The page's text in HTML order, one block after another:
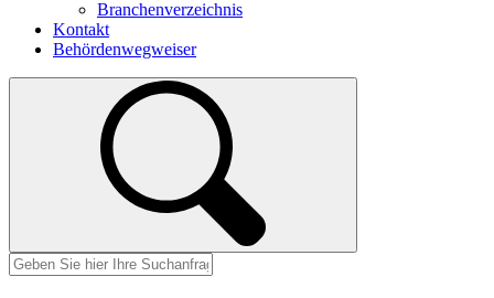
Branchenverzeichnis
Kontakt
Behördenwegweiser